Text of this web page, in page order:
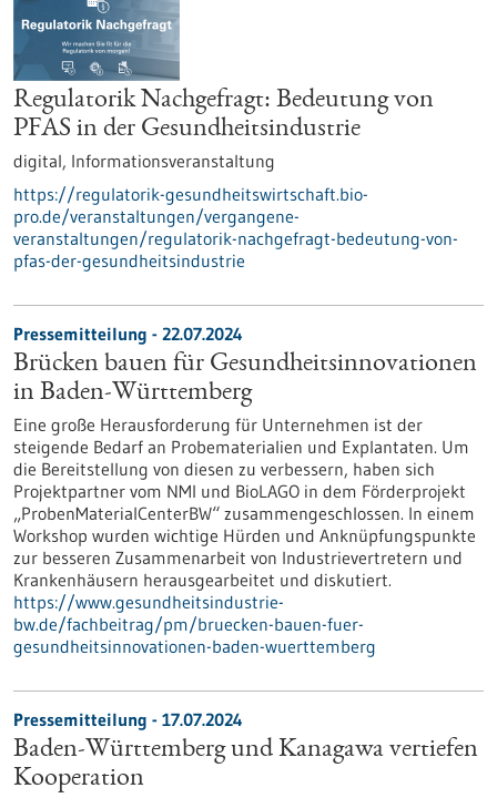
Regulatorik Nachgefragt: Bedeutung von
PFAS in der Gesundheitsindustrie
digital, Informationsveranstaltung
https://regulatorik-gesundheitswirtschaft.bio-
pro.de/veranstaltungen/vergangene-
veranstaltungen/regulatorik-nachgefragt-bedeutung-von-
pfas-der-gesundheitsindustrie
Pressemitteilung - 22.07.2024
Brücken bauen für Gesundheitsinnovationen
in Baden-Württemberg
Eine große Herausforderung für Unternehmen ist der
steigende Bedarf an Probematerialien und Explantaten. Um
die Bereitstellung von diesen zu verbessern, haben sich
Projektpartner vom NMI und BioLAGO in dem Förderprojekt
„ProbenMaterialCenterBW“ zusammengeschlossen. In einem
Workshop wurden wichtige Hürden und Anknüpfungspunkte
zur besseren Zusammenarbeit von Industrievertretern und
Krankenhäusern herausgearbeitet und diskutiert.
https://www.gesundheitsindustrie-
bw.de/fachbeitrag/pm/bruecken-bauen-fuer-
gesundheitsinnovationen-baden-wuerttemberg
Pressemitteilung - 17.07.2024
Baden-Württemberg und Kanagawa vertiefen
Kooperation